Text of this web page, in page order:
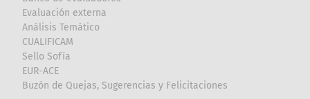
Evaluación externa
Análisis Temático
CUALIFICAM
Sello Sofía
EUR-ACE
Buzón de Quejas, Sugerencias y Felicitaciones